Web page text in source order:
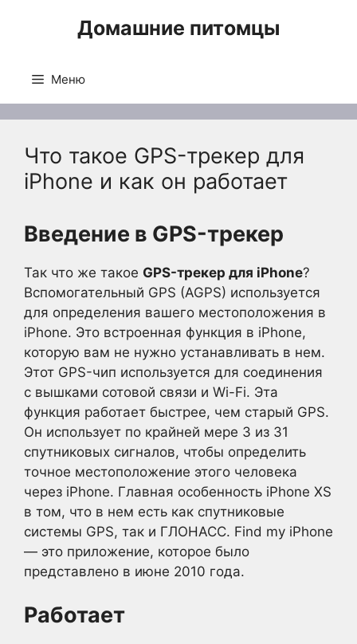
Домашние питомцы
Меню
Что такое GPS-трекер для
iPhone и как он работает
Введение в GPS-трекер
Так что же такое GPS-трекер для iPhone?
Вспомогательный GPS (AGPS) используется
для определения вашего местоположения в
iPhone. Это встроенная функция в iPhone,
которую вам не нужно устанавливать в нем.
Этот GPS-чип используется для соединения
с вышками сотовой связи и Wi-Fi. Эта
функция работает быстрее, чем старый GPS.
Он использует по крайней мере 3 из 31
спутниковых сигналов, чтобы определить
точное местоположение этого человека
через iPhone. Главная особенность iPhone XS
в том, что в нем есть как спутниковые
системы GPS, так и ГЛОНАСС. Find my iPhone
— это приложение, которое было
представлено в июне 2010 года.
Работает